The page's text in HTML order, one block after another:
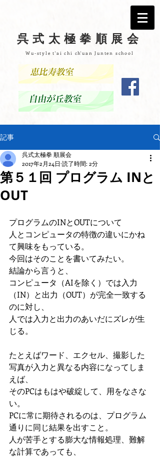
呉式太極拳順展会
Wu-style t'ai chi ch'uan Junten school
記事
第５１回 プログラム INと
OUT
呉式太極拳 順展会
2017年2月24日 読了時間: 2分
プログラムのINとOUTについて
人とコンピュータの特徴の違いにかね
て興味をもっている。
今回はそのことを書いてみたい。
結論から言うと、
コンピュータ（AIを除く）では入力
（IN）と出力（OUT）が完全一致する
のに対し、
人では入力と出力のあいだにズレが生
じる。
たとえばワード、エクセル、撮影した
写真が入力と異なる内容になってしま
えば、
そのPCはもはや破綻して、用をなさな
い。
PCに常に期待されるのは、プログラム
通りに同じ結果を出すこと。
人が苦手とする膨大な情報処理、難解
な計算であっても、